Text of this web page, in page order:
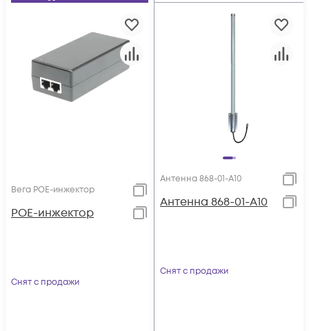
Вега POE-инжектор
POE-инжектор
Снят с продажи
Антенна 868-01-А10
Антенна 868-01-А10
Снят с продажи